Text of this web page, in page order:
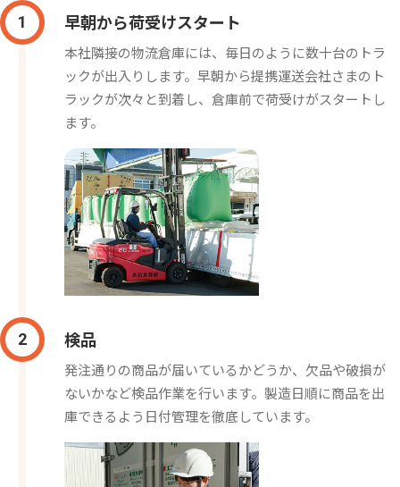
1 早朝から荷受けスタート
本社隣接の物流倉庫には、毎日のように数十台のトラ
ックが出入りします。早朝から提携運送会社さまのト
ラックが次々と到着し、倉庫前で荷受けがスタートし
ます。
2 検品
発注通りの商品が届いているかどうか、欠品や破損が
ないかなど検品作業を行います。製造日順に商品を出
庫できるよう日付管理を徹底しています。